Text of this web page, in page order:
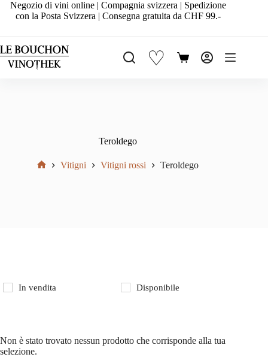
SaltaNegozio di vini online | Compagnia svizzera | Spedizione
con la Posta Svizzera | Consegna gratuita da CHF 99.-
♡ Carrello
Teroldego
Vitigni Vitigni rossi Teroldego
Non è stato trovato nessun prodotto che corrisponde alla tua
selezione.
In vendita Disponibile